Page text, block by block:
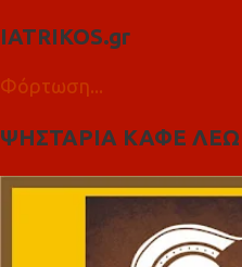
IATRIKOS.gr
Φόρτωση...
ΨΗΣΤΑΡΙΑ ΚΑΦΕ